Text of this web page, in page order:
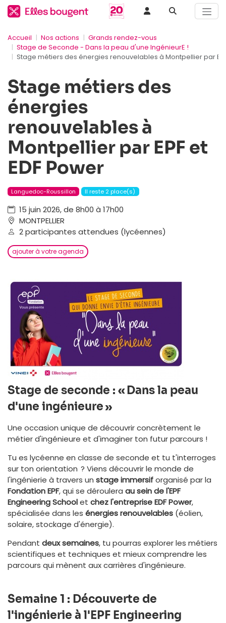
Accueil Nos actions
Grands rendez-vous
Stage de Seconde - Dans la peau d'une IngénieurE !
Stage métiers des énergies renouvelables à Montpellier par
Stage métiers des
énergies
renouvelables à
Montpellier par EPF et
EDF Power
Languedoc-Roussillon Il reste 2 place(s)
15 juin 2026, de 8h00 à 17h00
MONTPELLIER
2 participantes attendues (lycéennes)
ajouter à votre agenda
Stage de seconde : « Dans la peau
d'une ingénieure »
Une occasion unique de découvrir concrètement le
métier d'ingénieure et d'imaginer ton futur parcours !
Tu es lycéenne en classe de seconde et tu t'interroges
sur ton orientation ? Viens découvrir le monde de
l'ingénierie à travers un stage immersiforganisé par la
Fondation EPF, qui se déroulera au sein de l'EPF
Engineering Schoolet chez l'entreprise EDF Power,
spécialisée dans les énergies renouvelables (éolien,
solaire, stockage d'énergie).
Pendant deux semaines, tu pourras explorer les métiers
scientifiques et techniques et mieux comprendre les
parcours qui mènent aux carrières d'ingénieure.
Semaine 1 : Découverte de
l'ingénierie à l'EPF Engineering